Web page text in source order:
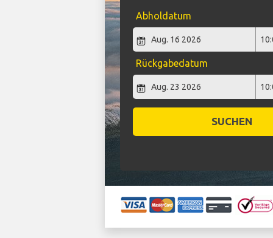
Abholdatum
Rückgabedatum
SUCHEN